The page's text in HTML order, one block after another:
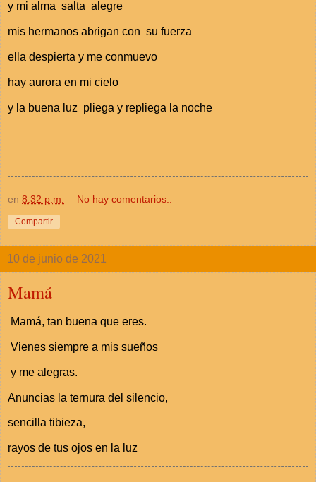
y mi alma salta alegre
mis hermanos abrigan con su fuerza
ella despierta y me conmuevo
hay aurora en mi cielo
y la buena luz pliega y repliega la noche
en 8:32 p.m. No hay comentarios.:
Compartir
10 de junio de 2021
Mamá
Mamá, tan buena que eres.
Vienes siempre a mis sueños
y me alegras.
Anuncias la ternura del silencio,
sencilla tibieza,
rayos de tus ojos en la luz